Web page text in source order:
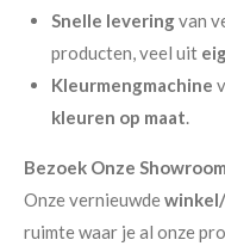
Snelle leveringvan
producten, veel uit
Kleurmengmachine
kleuren op maat.
Bezoek Onze
Onze vernieuwde
ruimte waar je al onze